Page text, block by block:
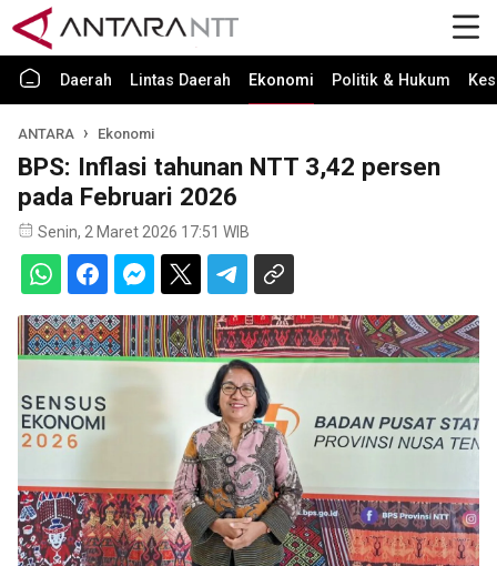
Daerah Lintas Daerah Ekonomi Politik & Hukum
ANTARA Ekonomi
BPS: Inflasi tahunan NTT 3,42 persen
pada Februari 2026
Senin, 2 Maret 2026 17:51 WIB